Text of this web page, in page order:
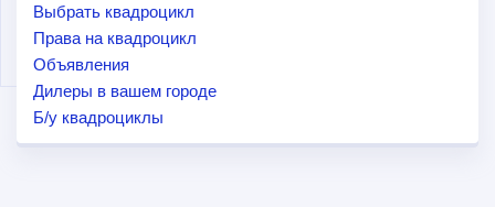
Выбрать квадроцикл
Права на квадроцикл
Объявления
Дилеры в вашем городе
Б/у квадроциклы